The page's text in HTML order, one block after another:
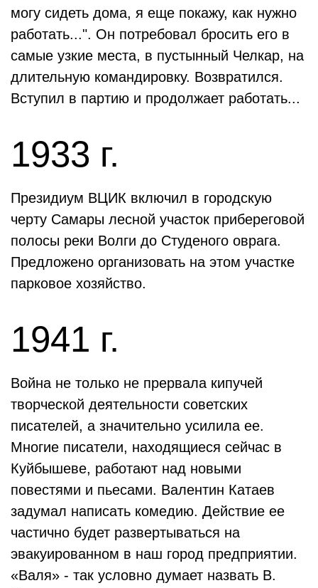
могу сидеть дома, я еще покажу, как нужно
работать...". Он потребовал бросить его в
самые узкие места, в пустынный Челкар, на
длительную командировку. Возвратился.
Вступил в партию и продолжает работать...
1933 г.
Президиум ВЦИК включил в городскую
черту Самары лесной участок прибереговой
полосы реки Волги до Студеного оврага.
Предложено организовать на этом участке
парковое хозяйство.
1941 г.
Война не только не прервала кипучей
творческой деятельности советских
писателей, а значительно усилила ее.
Многие писатели, находящиеся сейчас в
Куйбышеве, работают над новыми
повестями и пьесами. Валентин Катаев
задумал написать комедию. Действие ее
частично будет развертываться на
эвакуированном в наш город предприятии.
«Валя» - так условно думает назвать В.